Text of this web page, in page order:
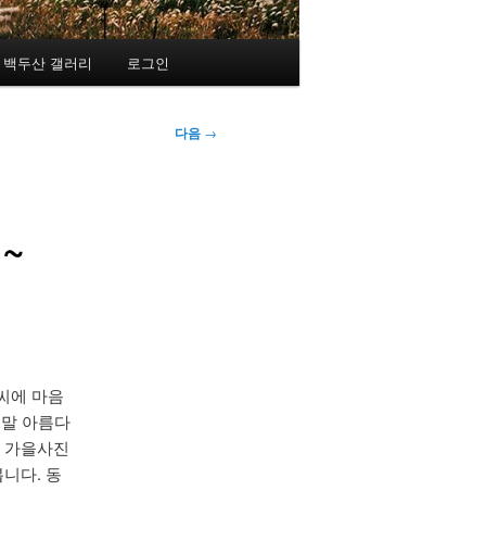
백두산 갤러리 로그인
다음 →
에 마음
아름다
을사진
다. 동